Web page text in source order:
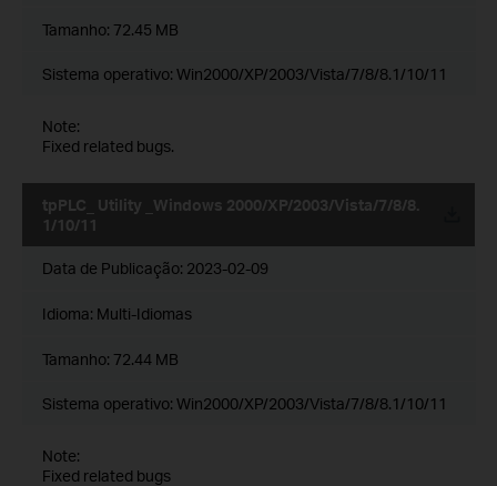
Tamanho: 72.45 MB
Sistema operativo: Win2000/XP/2003/Vista/7/8/8.1/10/11
Note:
Fixed related bugs.
tpPLC_ Utility _Windows 2000/XP/2003/Vista/7/8/8.
1/10/11
Data de Publicação: 2023-02-09
Idioma: Multi-Idiomas
Tamanho: 72.44 MB
Sistema operativo: Win2000/XP/2003/Vista/7/8/8.1/10/11
Note:
Fixed related bugs